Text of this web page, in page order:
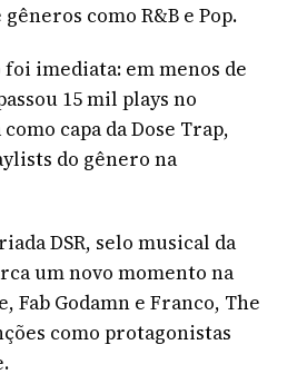
como R&B e Pop.
imediata: em menos de
15 mil plays no
capa da Dose Trap,
do gênero na
DSR, selo musical da
um novo momento na
Fab Godamn e Franco, The
como protagonistas